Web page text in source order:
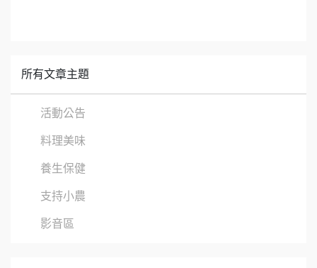
所有文章主題
活動公告
料理美味
養生保健
支持小農
影音區